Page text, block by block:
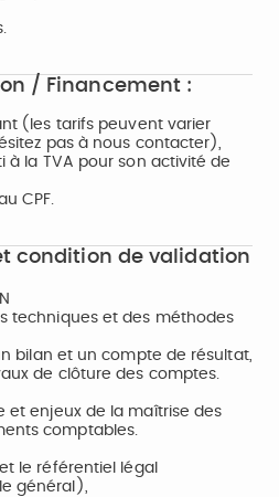
/ Financement :
(les tarifs peuvent varier
pas à nous contacter),
à la TVA pour son activité de
CPF.
condition de validation
techniques et des méthodes
bilan et un compte de résultat,
de clôture des comptes.
et enjeux de la maîtrise des
comptables.
le référentiel légal
général),